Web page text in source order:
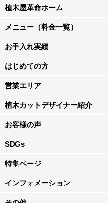
植木屋革命ホーム
メニュー（料金一覧）
お手入れ実績
はじめての方
営業エリア
植木カットデザイナー紹介
お客様の声
SDGs
特集ページ
インフォメーション